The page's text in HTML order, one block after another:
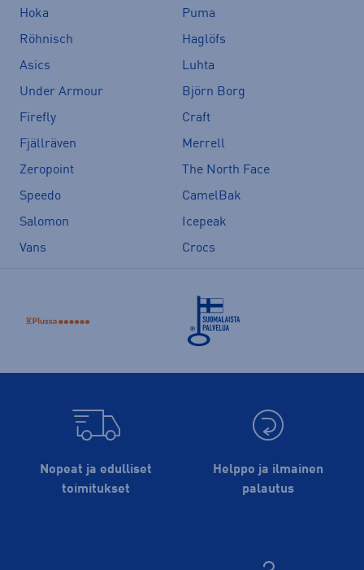
Hoka
Puma
Röhnisch
Haglöfs
Asics
Luhta
Under Armour
Björn Borg
Firefly
Craft
Fjällräven
Merrell
Zeropoint
The North Face
Speedo
CamelBak
Salomon
Icepeak
Vans
Crocs
Nopeat ja edulliset
toimitukset
Helppo ja ilmainen
palautus